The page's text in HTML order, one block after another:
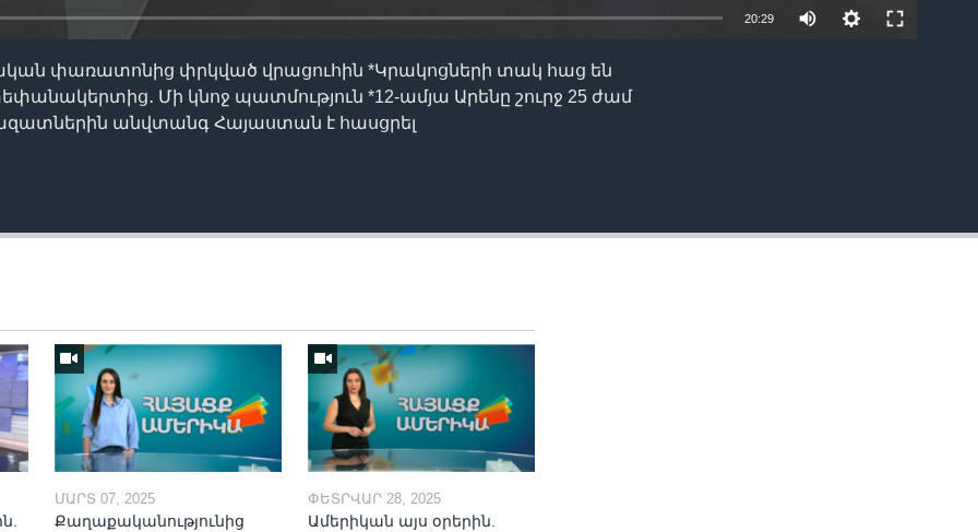
20:29
փառատոնից փրկված վրացուհին *Կրակոցների տակ հաց են
Մի կնոջ պատմություն *12-ամյա Արենը շուրջ 25 ժամ
անվտանգ Հայաստան է հասցրել
ՄԱՐՏ 07, 2025
Քաղաքականությունից
ՓԵՏՐՎԱՐ 28, 2025
Ամերիկան այս օրերին.